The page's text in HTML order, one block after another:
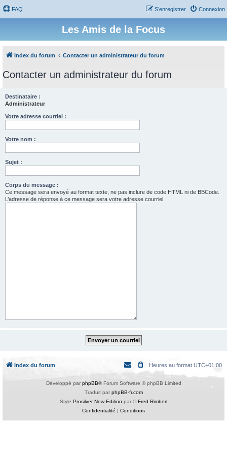
FAQ Connexion
S’enregistrer
Les Amis de la Focus
Index du forum Contacter un administrateur du forum
Contacter un administrateur du forum
Destinataire :
Administrateur
Votre adresse courriel :
Votre nom :
Sujet :
Corps du message :
Ce message sera envoyé au format texte, ne pas inclure de code HTML ni de BBCode.
L’adresse de réponse à ce message sera votre adresse courriel.
Index du forum Heures au format UTC+01:00
Développé par phpBB® Forum Software © phpBB Limited
Traduit par phpBB-fr.com
Style Prosilver New Edition par ©Fred Rimbert
Confidentialité | Conditions